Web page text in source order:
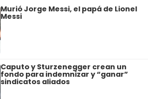
Murió Jorge Messi, el papá de Lionel
Messi
Caputo y Sturzenegger crean un
fondo para indemnizar y “ganar”
sindicatos aliados